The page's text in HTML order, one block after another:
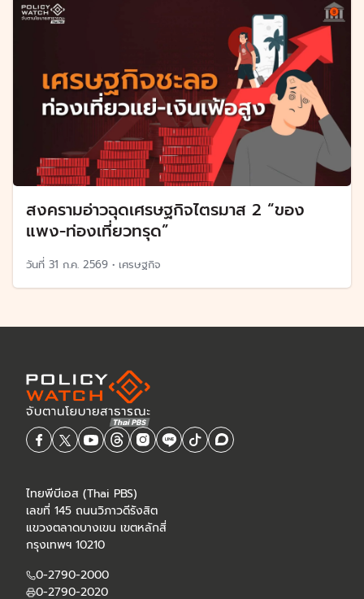
สงครามอ่าวฉุดเศรษฐกิจไตรมาส 2 “ของ
แพง-ท่องเที่ยวทรุด”
วันที่ 31 ก.ค. 2569 • เศรษฐกิจ
ไทยพีบีเอส (Thai PBS)
เลขที่ 145 ถนนวิภาวดีรังสิต
แขวงตลาดบางเขน เขตหลักสี่
กรุงเทพฯ 10210
0-2790-2000
0-2790-2020